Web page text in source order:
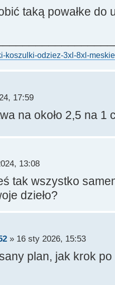
taką powałke do
koszulki-odziez-3xl-8xl-meskie
17:59
na około 2,5 na 1
13:08
tak wszystko
dzieło?
» 16 sty 2026, 15:53
plan, jak krok